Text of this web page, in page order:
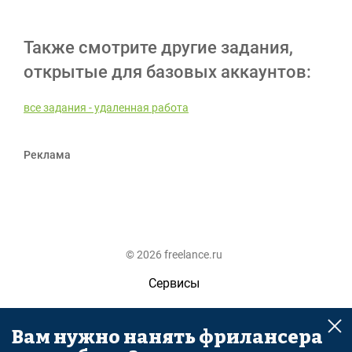
Также смотрите другие задания,
открытые для базовых аккаунтов:
все задания - удаленная работа
Реклама
© 2026 freelance.ru
Сервисы
Помощь
Поиск
Вам нужно нанять фрилансера